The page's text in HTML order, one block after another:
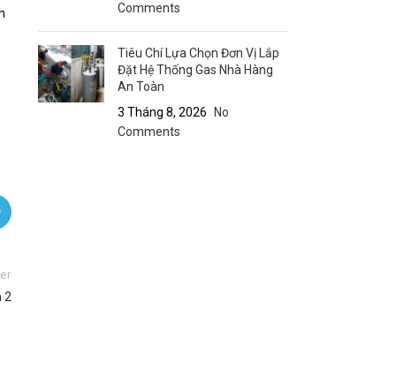
2
Comments
Tiêu Chí Lựa Chọn Đơn Vị Lắp
Đặt Hệ Thống Gas Nhà Hàng
An Toàn
3 Tháng 8, 2026
No
Comments